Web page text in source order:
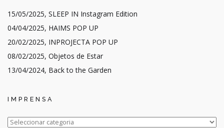
15/05/2025, SLEEP IN Instagram Edition
04/04/2025, HAIMS POP UP
20/02/2025, INPROJECTA POP UP
08/02/2025, Objetos de Estar
13/04/2024, Back to the Garden
IMPRENSA
IMPRENSA